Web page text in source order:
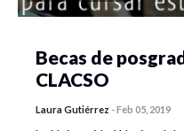
Becas de
CLACSO
Laura Gutiérrez -Feb 05, 2019